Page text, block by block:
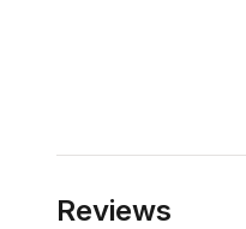
Reviews